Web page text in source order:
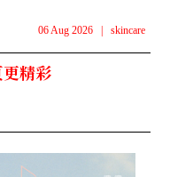
06 Aug 2026 | skincare
精彩